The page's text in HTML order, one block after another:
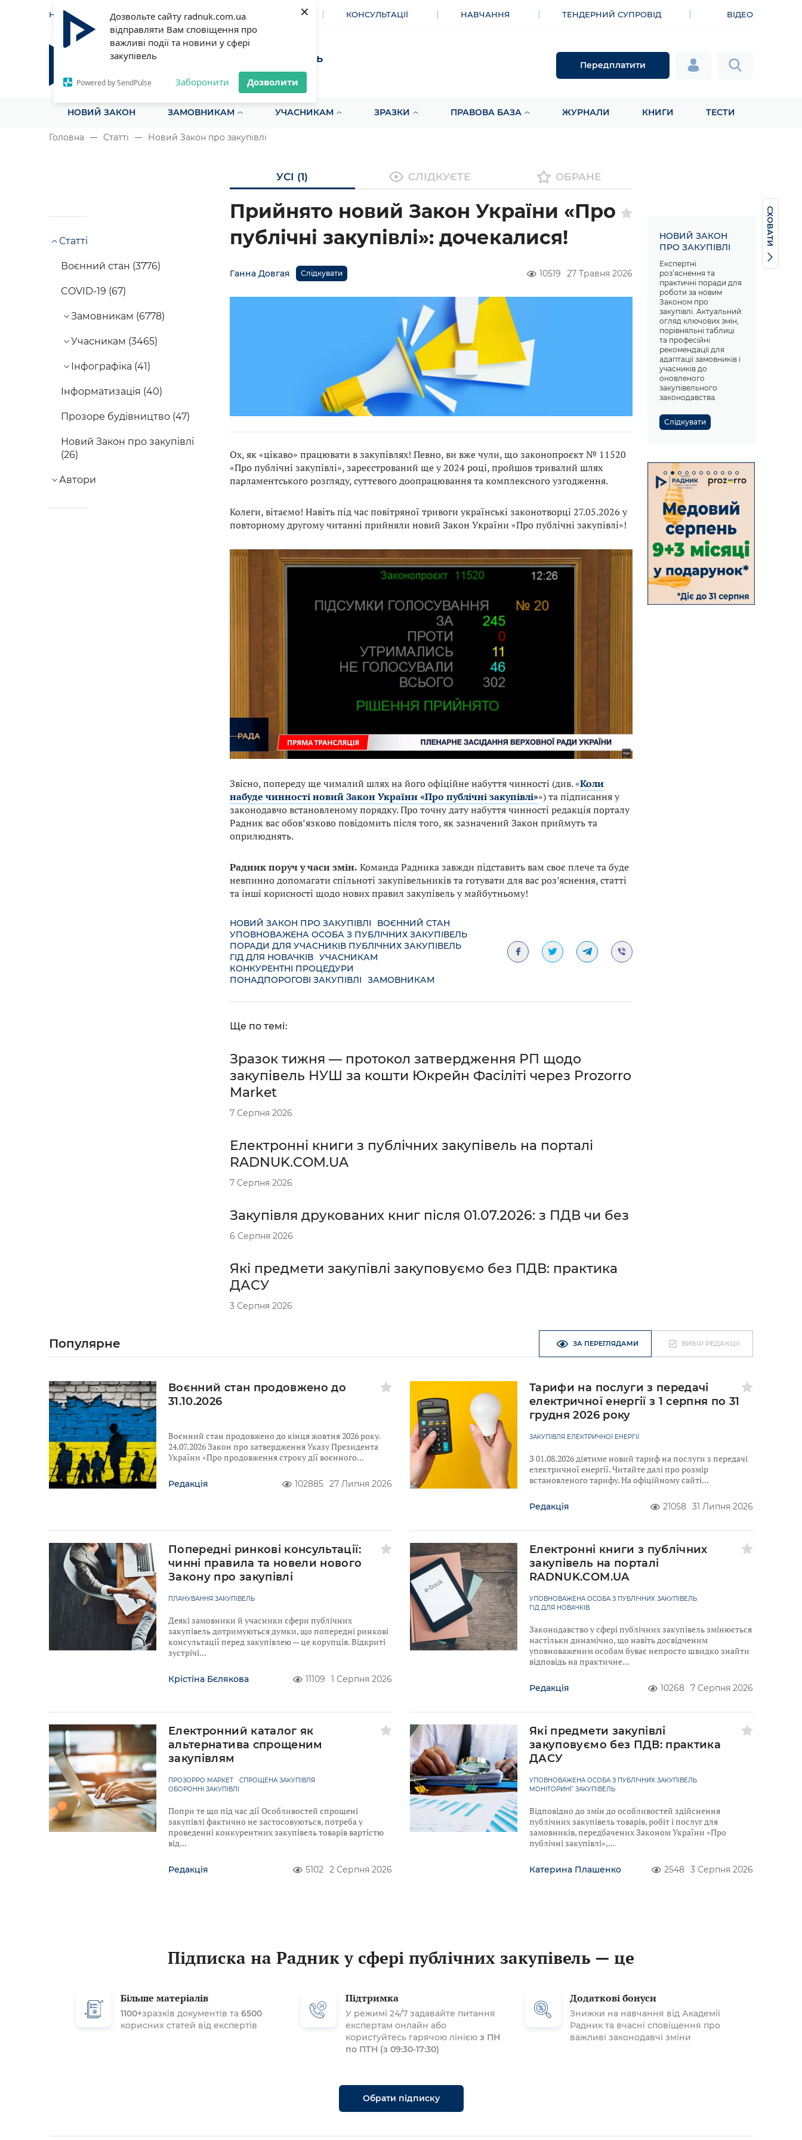
Дозвольте сайту radnuk.com.ua
відправляти Вам сповіщення про
важливі події та новини у сфері
закупівель
Powered by SendPulse Заборонити Дозволити
×
НОВИНИ СТАТТІ ІНСТРУМЕНТИ КОНСУЛЬТАЦІЇ НАВЧАННЯ ТЕНДЕРНИЙ СУПРОВІД ВІДЕО
Радник у сфері публічних закупівель
Все для закупівель на одному порталі
Передплатити
НОВИЙ ЗАКОН ЗАМОВНИКАМ УЧАСНИКАМ ЗРАЗКИ ПРАВОВА БАЗА ЖУРНАЛИ КНИГИ ТЕСТИ
Головна Статті Новий Закон про закупівлі
УСІ (1) СЛІДКУЄТЕ ОБРАНЕ
Статті
Воєнний стан (3776)
COVID-19 (67)
Замовникам (6778)
Учасникам (3465)
Інфографіка (41)
Інформатизація (40)
Прозоре будівництво (47)
Новий Закон про закупівлі
(26)
Автори
Прийнято новий Закон України «Про
публічні закупівлі»: дочекалися!
Ганна Довгая Слідкувати 10519 27 Травня 2026
Ох, як «цікаво» працювати в закупівлях! Певно, ви вже чули, що законопроєкт № 11520
«Про публічні закупівлі», зареєстрований ще у 2024 році, пройшов тривалий шлях
парламентського розгляду, суттєвого доопрацювання та комплексного узгодження.
Колеги, вітаємо! Навіть під час повітряної тривоги українські законотворці 27.05.2026 у
повторному другому читанні прийняли новий Закон України «Про публічні закупівлі»!
Звісно, попереду ще чималий шлях на його офіційне набуття чинності (див. «Коли
набуде чинності новий Закон України «Про публічні закупівлі»») та підписання у
законодавчо встановленому порядку. Про точну дату набуття чинності редакція порталу
Радник вас обовʼязково повідомить після того, як зазначений Закон приймуть та
оприлюднять.
Радник поруч у часи змін. Команда Радника завжди підставить вам своє плече та буде
невпинно допомагати спільноті закупівельників та готувати для вас роз’яснення, статті
та інші корисності щодо нових правил закупівель у майбутньому!
НОВИЙ ЗАКОН ПРО ЗАКУПІВЛІ
ВОЄННИЙ СТАН
УПОВНОВАЖЕНА ОСОБА З ПУБЛІЧНИХ ЗАКУПІВЕЛЬ
ПОРАДИ ДЛЯ УЧАСНИКІВ ПУБЛІЧНИХ ЗАКУПІВЕЛЬ
ГІД ДЛЯ НОВАЧКІВ УЧАСНИКАМ
КОНКУРЕНТНІ ПРОЦЕДУРИ
ПОНАДПОРОГОВІ ЗАКУПІВЛІ
ЗАМОВНИКАМ
Ще по темі:
Зразок тижня — протокол затвердження РП щодо
закупівель НУШ за кошти Юкрейн Фасіліті через Prozorro
Market
7 Серпня 2026
Електронні книги з публічних закупівель на порталі
RADNUK.COM.UA
7 Серпня 2026
Закупівля друкованих книг після 01.07.2026: з ПДВ чи без
6 Серпня 2026
Які предмети закупівлі закуповуємо без ПДВ: практика
ДАСУ
3 Серпня 2026
НОВИЙ ЗАКОН
ПРО ЗАКУПІВЛІ
Експертні
роз’яснення та
практичні поради для
роботи за новим
Законом про
закупівлі. Актуальний
огляд ключових змін,
порівняльні таблиці
та професійні
рекомендації для
адаптації замовників і
учасників до
оновленого
закупівельного
законодавства.
Слідкувати
СХОВАТИ
Популярне ЗА ПЕРЕГЛЯДАМИ ВИБІР РЕДАКЦІЇ
Воєнний стан продовжено до
31.10.2026
Воєнний стан продовжено до кінця жовтня 2026 року.
24.07.2026 Закон про затвердження Указу Президента
України «Про продовження строку дії воєнного
Редакція 102885 27 Липня 2026
Тарифи на послуги з передачі
електричної енергії з 1 серпня по 31
грудня 2026 року
ЗАКУПІВЛЯ ЕЛЕКТРИЧНОЇ ЕНЕРГІЇ
З 01.08.2026 діятиме новий тариф на послуги з передачі
електричної енергії. Читайте далі про розмір
встановленого тарифу. На офіційному сайті
Редакція 21058 31 Липня 2026
Попередні ринкові консультації:
чинні правила та новели нового
Закону про закупівлі
ПЛАНУВАННЯ ЗАКУПІВЕЛЬ
Деякі замовники й учасники сфери публічних
закупівель дотримуються думки, що попередні ринкові
консультації перед закупівлею — це корупція. Відкриті
зустрічі
Крістіна Бєлякова 11109 1 Серпня 2026
Електронні книги з публічних
закупівель на порталі
RADNUK.COM.UA
УПОВНОВАЖЕНА ОСОБА З ПУБЛІЧНИХ ЗАКУПІВЕЛЬ
ГІД ДЛЯ НОВАЧКІВ
Законодавство у сфері публічних закупівель змінюється
настільки динамічно, що навіть досвідченим
уповноваженим особам буває непросто швидко знайти
відповідь на практичне
Редакція 10268 7 Серпня 2026
Електронний каталог як
альтернатива спрощеним
закупівлям
ПРОЗОРРО МАРКЕТ
СПРОЩЕНА ЗАКУПІВЛЯ
ОБОРОННІ ЗАКУПІВЛІ
Попри те що під час дії Особливостей спрощені
закупівлі фактично не застосовуються, потреба у
проведенні конкурентних закупівель товарів вартістю
від
Редакція 5102 2 Серпня 2026
Які предмети закупівлі
закуповуємо без ПДВ: практика
ДАСУ
УПОВНОВАЖЕНА ОСОБА З ПУБЛІЧНИХ ЗАКУПІВЕЛЬ
МОНІТОРИНГ ЗАКУПІВЕЛЬ
Відповідно до змін до особливостей здійснення
публічних закупівель товарів, робіт і послуг для
замовників, передбачених Законом України «Про
публічні закупівлі»,
Катерина Плашенко 2548 3 Серпня 2026
Підписка на Радник у сфері публічних закупівель — це
Більше матеріалів
1100+зразків документів та 6500
корисних статей від експертів
Підтримка
У режимі 24/7 задавайте питання
експертам онлайн або
користуйтесь гарячою лінією з ПН
по ПТН (з 09:30-17:30)
Додаткові бонуси
Знижки на навчання від Академії
Радник та вчасні сповіщення про
важливі законодавчі зміни
Обрати підписку